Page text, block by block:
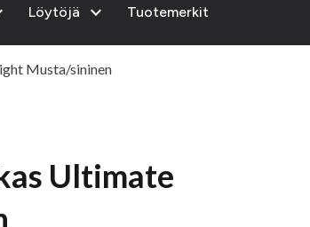
Löytöjä expand_more Tuotemerkit
Musta/sininen
Ultimate